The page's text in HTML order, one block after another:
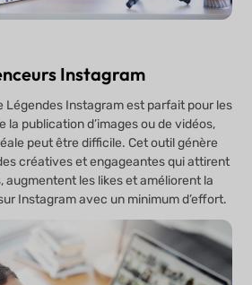
Instagram
Légendes Instagram est parfait pour les
la publication d’images ou de vidéos,
peut être difficile. Cet outil génère
créatives et engageantes qui attirent
augmentent les likes et améliorent la
Instagram avec un minimum d’effort.